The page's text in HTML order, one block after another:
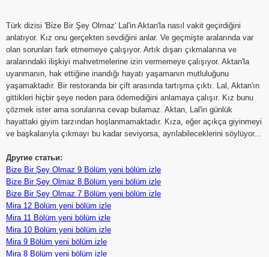
Türk dizisi 'Bize Bir Şey Olmaz' Lal'in Aktan'la nasıl vakit geçirdiğini
anlatıyor. Kız onu gerçekten sevdiğini anlar. Ve geçmişte aralarında var
olan sorunları fark etmemeye çalışıyor. Artık dışarı çıkmalarına ve
aralarındaki ilişkiyi mahvetmelerine izin vermemeye çalışıyor. Aktan'la
uyanmanın, hak ettiğine inandığı hayatı yaşamanın mutluluğunu
yaşamaktadır. Bir restoranda bir çift arasında tartışma çıktı. Lal, Aktan'ın
gittikleri hiçbir şeye neden para ödemediğini anlamaya çalışır. Kız bunu
çözmek ister ama sorularına cevap bulamaz. Aktan, Lal'in günlük
hayattaki giyim tarzından hoşlanmamaktadır. Kıza, eğer açıkça giyinmeyi
ve başkalarıyla çıkmayı bu kadar seviyorsa, ayrılabileceklerini söylüyor...
Другие статьи:
Bize Bir Şey Olmaz 9 Bölüm yeni bölüm izle
Bize Bir Şey Olmaz 8 Bölüm yeni bölüm izle
Bize Bir Şey Olmaz 7 Bölüm yeni bölüm izle
Mira 12 Bölüm yeni bölüm izle
Mira 11 Bölüm yeni bölüm izle
Mira 10 Bölüm yeni bölüm izle
Mira 9 Bölüm yeni bölüm izle
Mira 8 Bölüm yeni bölüm izle